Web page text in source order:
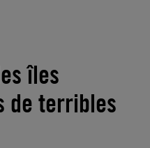
îles
de terribles